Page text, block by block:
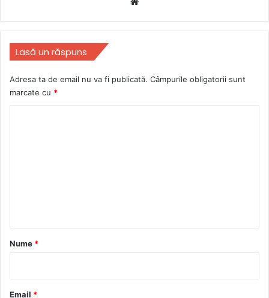
Lasă un răspuns
Adresa ta de email nu va fi publicată. Câmpurile obligatorii sunt
marcate cu *
r
*
Nume *
Email *